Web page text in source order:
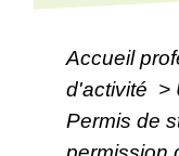
Accueil
d'activité >
Permis de